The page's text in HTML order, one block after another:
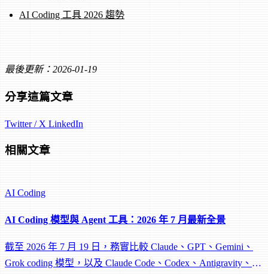
AI Coding 工具 2026 趨勢
最後更新：2026-01-19
分享這篇文章
Twitter / X LinkedIn
相關文章
AI Coding
AI Coding 模型與 Agent 工具：2026 年 7 月最新全景
截至 2026 年 7 月 19 日，務實比較 Claude、GPT、Gemini、
Grok coding 模型，以及 Claude Code、Codex、Antigravity、